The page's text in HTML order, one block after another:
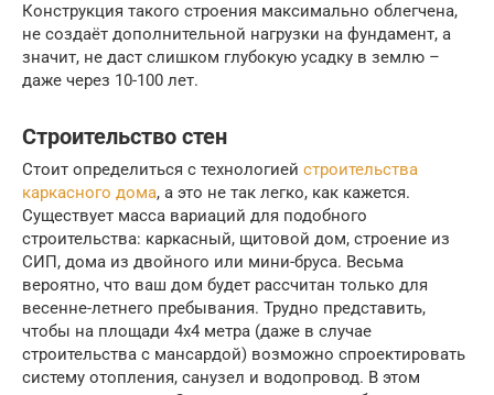
Конструкция такого строения максимально облегчена,
не создаёт дополнительной нагрузки на фундамент, а
значит, не даст слишком глубокую усадку в землю –
даже через 10-100 лет.
Строительство стен
Стоит определиться с технологией строительства
каркасного дома, а это не так легко, как кажется.
Существует масса вариаций для подобного
строительства: каркасный, щитовой дом, строение из
СИП, дома из двойного или мини-бруса. Весьма
вероятно, что ваш дом будет рассчитан только для
весенне-летнего пребывания. Трудно представить,
чтобы на площади 4х4 метра (даже в случае
строительства с мансардой) возможно спроектировать
систему отопления, санузел и водопровод. В этом